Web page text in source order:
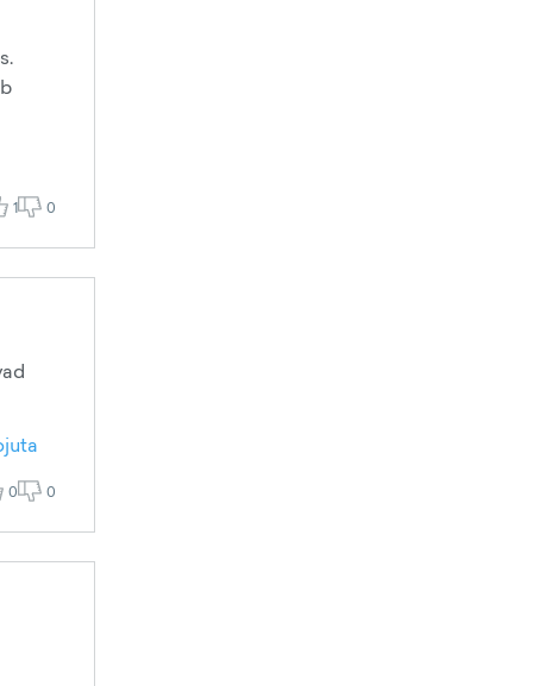
1 0
0 0